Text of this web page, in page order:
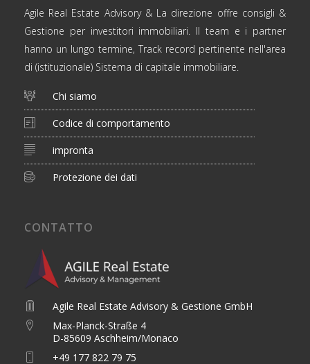
Agile Real Estate Advisory & La direzione offre consigli &
Gestione per investitori immobiliari. Il team e i partner
hanno un lungo termine, Track record pertinente nell'area
di (istituzionale) Sistema di capitale immobiliare.
Chi siamo
Codice di comportamento
impronta
Protezione dei dati
CONTATTO
Agile Real Estate Advisory & Gestione GmbH
Max-Planck-Straße 4
D-85609 Aschheim/Monaco
+49 177 822 79 75